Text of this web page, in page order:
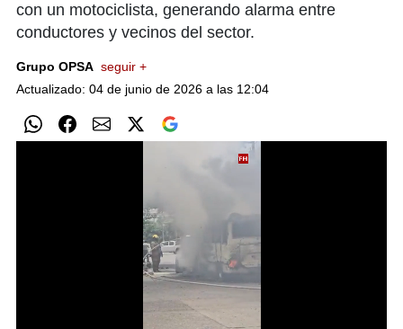
con un motociclista, generando alarma entre
conductores y vecinos del sector.
Grupo OPSA seguir +
Actualizado: 04 de junio de 2026 a las 12:04